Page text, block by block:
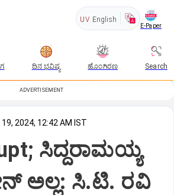
UV English
E-Paper
ದಿನ ಭವಿಷ್ಯ ಹೊಂಗಿರಣ Search
ADVERTISEMENT
19, 2024, 12:42 AM IST
ಸಿದ್ದರಾಮಯ್ಯ
ಅಲ್ಲ: ಸಿ.ಟಿ. ರವಿ